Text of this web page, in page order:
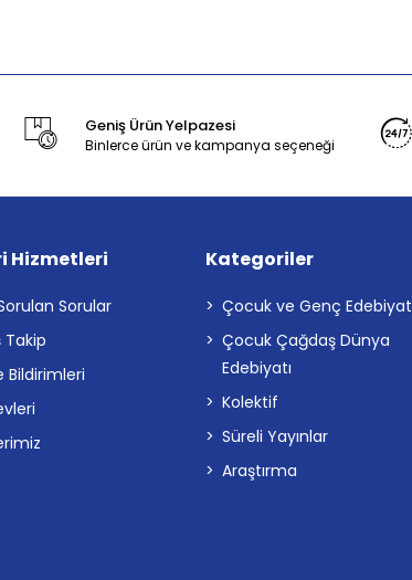
Geniş Ürün Yelpazesi
Binlerce ürün ve kampanya seçeneği
Hizmetleri
Sorular
Takip
Bildirimleri
Kategoriler
Çocuk ve Genç Edebiyat
Çocuk Çağdaş Dünya
Edebiyatı
Kolektif
Süreli Yayınlar
Araştırma